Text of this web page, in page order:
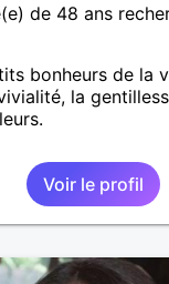
de 48 ans
bonheurs de la
la
Voir le profil